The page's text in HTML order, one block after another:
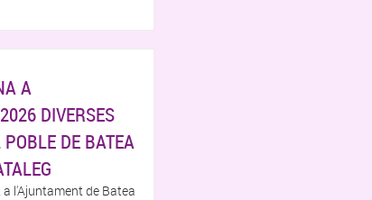
A
DIVERSES
DE BATEA
l'Ajuntament de Batea